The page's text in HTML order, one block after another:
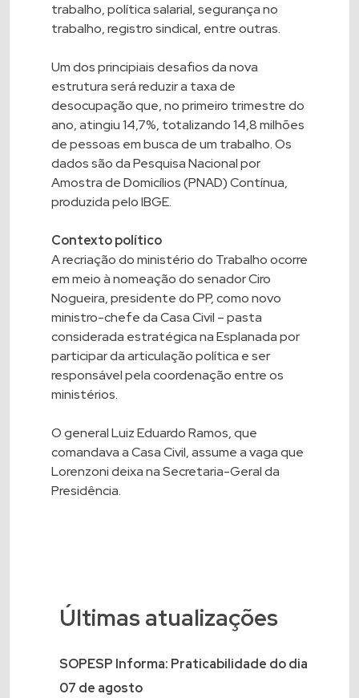
trabalho, política salarial, segurança no
trabalho, registro sindical, entre outras.
Um dos principiais desafios da nova
estrutura será reduzir a taxa de
desocupação que, no primeiro trimestre do
ano, atingiu 14,7%, totalizando 14,8 milhões
de pessoas em busca de um trabalho. Os
dados são da Pesquisa Nacional por
Amostra de Domicílios (PNAD) Contínua,
produzida pelo IBGE.
Contexto político
A recriação do ministério do Trabalho ocorre
em meio à nomeação do senador Ciro
Nogueira, presidente do PP, como novo
ministro-chefe da Casa Civil – pasta
considerada estratégica na Esplanada por
participar da articulação política e ser
responsável pela coordenação entre os
ministérios.
O general Luiz Eduardo Ramos, que
comandava a Casa Civil, assume a vaga que
Lorenzoni deixa na Secretaria-Geral da
Presidência.
Últimas atualizações
SOPESP Informa: Praticabilidade do dia
07 de agosto